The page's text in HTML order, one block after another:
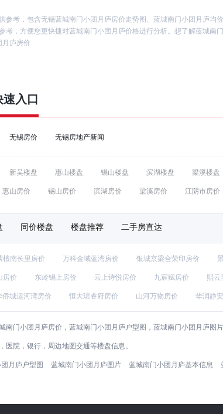
参考，包含无锡蓝城南门小团月庐房价走势图、蓝城南门小团月庐均
考，方便您更快捷对蓝城南门小团月庐价格进行分析。想了解蓝城南
月庐房价
入口
无锡房价 无锡房地产新闻
新吴楼盘 惠山楼盘 锡山楼盘 滨湖楼盘 梁溪楼盘
惠山房价 锡山房价 滨湖房价 梁溪房价 江阴市房价
同价楼盘 楼盘推荐 二手房直达
檀南长里房价 万科金域蓝湾房价 银城京梁合荣印房价
房价 东岭锡上房价 云上诗悦房价 九宸赋房价 熙云
侨城运河湾房价 恒大珺睿府房价 山河万物房价 华润静
南门小团月庐房价，蓝城南门小团月庐户型图，蓝城南门小团月庐
院，银行，周边地图交通等楼盘信息。
月庐户型图 蓝城南门小团月庐图片 蓝城南门小团月庐基本信息